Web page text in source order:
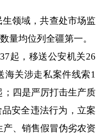
生领域 ，共查处市场监
量均位列全疆第一。
37起，移送公安机关26
海关涉走私案件线索1
四是严厉打击生产质
安全违法行为 ， 立案
产、销售假冒伪劣农资